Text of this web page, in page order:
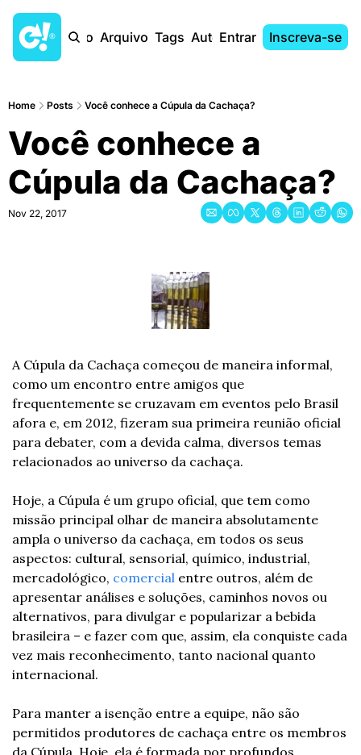
Início Arquivo Tags AutoresEntrar Inscreva-se
Home Posts Você conhece a Cúpula da Cachaça?
Você conhece a
Cúpula da Cachaça?
Nov 22, 2017
A Cúpula da Cachaça começou de maneira informal,
como um encontro entre amigos que
frequentemente se cruzavam em eventos pelo Brasil
afora e, em 2012, fizeram sua primeira reunião oficial
para debater, com a devida calma, diversos temas
relacionados ao universo da cachaça.
Hoje, a Cúpula é um grupo oficial, que tem como
missão principal olhar de maneira absolutamente
ampla o universo da cachaça, em todos os seus
aspectos: cultural, sensorial, químico, industrial,
mercadológico, comercial entre outros, além de
apresentar análises e soluções, caminhos novos ou
alternativos, para divulgar e popularizar a bebida
brasileira – e fazer com que, assim, ela conquiste cada
vez mais reconhecimento, tanto nacional quanto
internacional.
Para manter a isenção entre a equipe, não são
permitidos produtores de cachaça entre os membros